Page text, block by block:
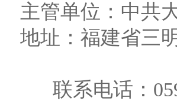
主管单位：中共
地址：福建省三
联系电话：